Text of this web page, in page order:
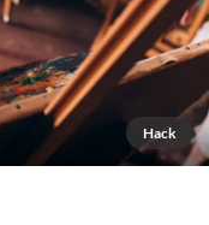
Hack